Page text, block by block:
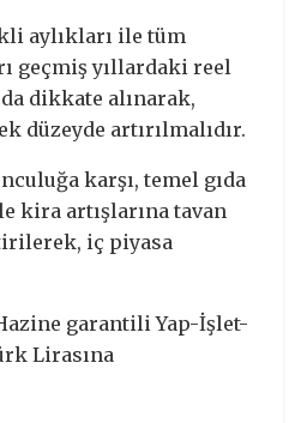
aylıkları ile tüm
geçmiş yıllardaki reel
dikkate alınarak,
düzeyde artırılmalıdır.
karşı, temel gıda
kira artışlarına tavan
iç piyasa
garantili Yap-İşlet-
Lirasına